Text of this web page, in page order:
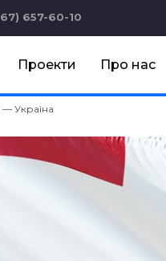
657-60-10
Проекти Про нас
— Україна